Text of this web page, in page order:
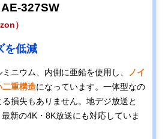
327SW
）
を低減
ニウム、内側に亜鉛を使用し、
ノイ
二重構造になっています。一体型なの
損失もありません。地デジ放送と
新の4K・8K放送にも対応していま